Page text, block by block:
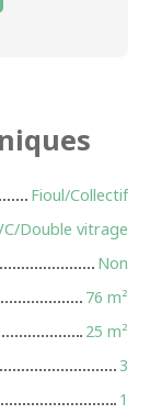
Fioul/Collectif
Double vitrage
Non
76 m²
25 m²
3
1